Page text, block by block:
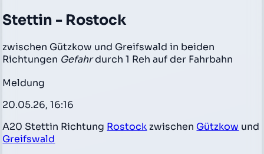
Stettin - Rostock
zwischen Gützkow und Greifswald in beiden
Richtungen Gefahrdurch 1 Reh auf der Fahrbahn
Meldung
20.05.26, 16:16
A20 Stettin Richtung Rostock zwischen Gützkow und
Greifswald